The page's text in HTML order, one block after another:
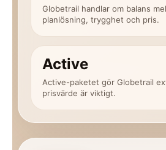
Globetrail handlar om balans
planlösning, trygghet och pris.
Active
Active-paketet gör Globetrail
prisvärde är viktigt.